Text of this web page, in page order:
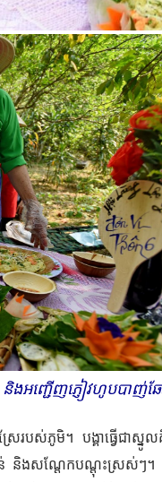
និងអញ្ជើញ​ភ្ញៀវ​ហូប​បា
ែ​របស់ភូមិ។ បង្គាធ្វើ​ជា​
និងសណ្តែកបណ្តុះស្រស់ៗ។